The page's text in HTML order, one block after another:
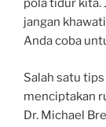
pola tidur kita.
jangan
Anda coba
Salah satu
menciptakan
Dr. Michael